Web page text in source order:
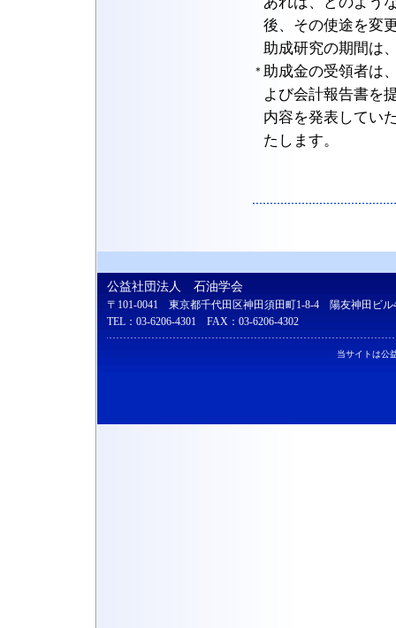
後、その使途を変
助成研究の期間は
＊ 助成金の受領者は
よび会計報告書を
内容を発表してい
たします。